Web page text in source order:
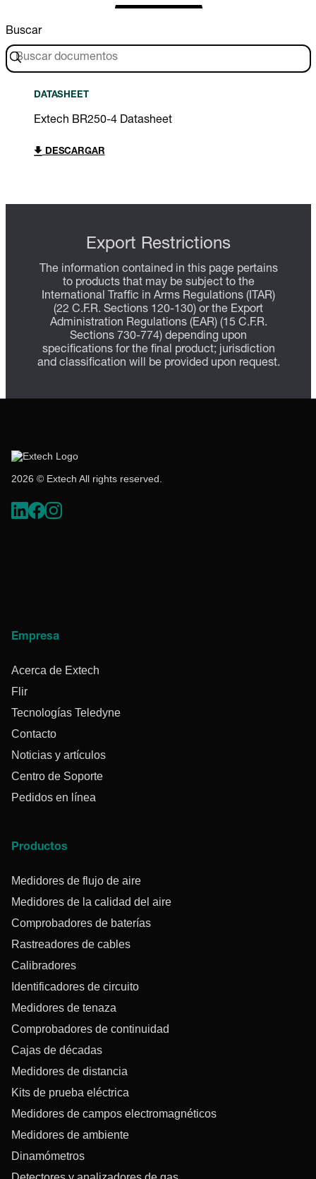
Buscar
DATASHEET
Extech BR250-4 Datasheet
DESCARGAR
Export Restrictions
The information contained in this page pertains
to products that may be subject to the
International Traffic in Arms Regulations (ITAR)
(22 C.F.R. Sections 120-130) or the Export
Administration Regulations (EAR) (15 C.F.R.
Sections 730-774) depending upon
specifications for the final product; jurisdiction
and classification will be provided upon request.
2026 © Extech All rights reserved.
Empresa
Acerca de Extech
Flir
Tecnologías Teledyne
Contacto
Noticias y artículos
Centro de Soporte
Pedidos en línea
Productos
Medidores de flujo de aire
Medidores de la calidad del aire
Comprobadores de baterías
Rastreadores de cables
Calibradores
Identificadores de circuito
Medidores de tenaza
Comprobadores de continuidad
Cajas de décadas
Medidores de distancia
Kits de prueba eléctrica
Medidores de campos electromagnéticos
Medidores de ambiente
Dinamómetros